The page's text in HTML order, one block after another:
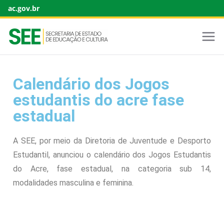
ac.gov.br
Calendário dos Jogos
estudantis do acre fase
estadual
A SEE, por meio da Diretoria de Juventude e Desporto
Estudantil, anunciou o calendário dos Jogos Estudantis
do Acre, fase estadual, na categoria sub 14,
modalidades masculina e feminina.